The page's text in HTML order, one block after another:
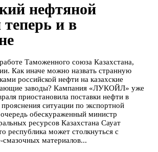
нефтяной
теперь и в
Таможенного союза Казахстана,
Как иначе можно назвать странную
российской нефти на казахские
заводы? Кампания «ЛУКОЙЛ» уже
приостановила поставки нефти в
ситуации по экспортной
обескураженный министр
ресурсов Казахстана Сауат
республика может столкнуться с
материалов...